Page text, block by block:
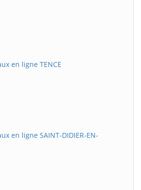
en ligne TENCE
en ligne SAINT-DIDIER-EN-